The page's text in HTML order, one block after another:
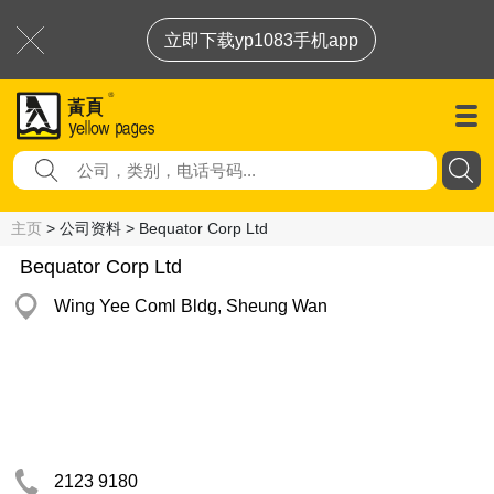
立即下载yp1083手机app
主页 > 公司资料 > Bequator Corp Ltd
Bequator Corp Ltd
Wing Yee Coml Bldg, Sheung Wan
2123 9180